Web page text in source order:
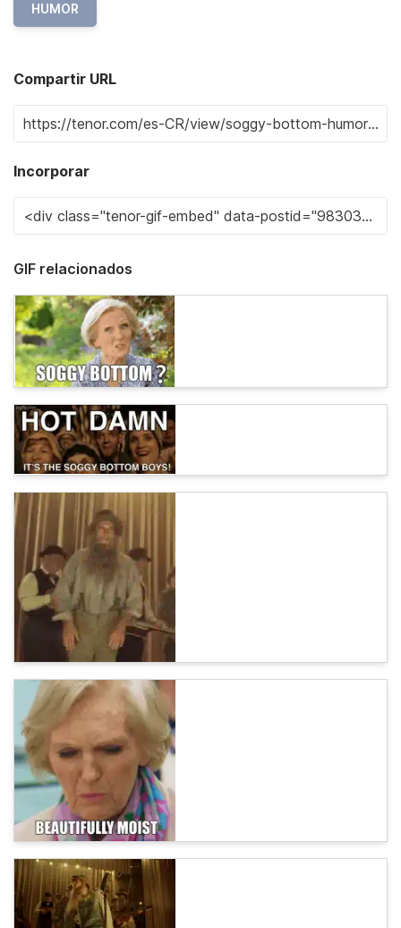
HUMOR
Compartir URL
Incorporar
GIF relacionados